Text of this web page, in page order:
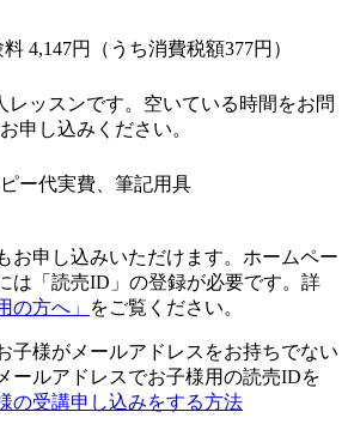
料 4,147円（うち消費税額377円）
レッスンです。空いている時間をお問
申し込みください。
ー代実費、筆記用具
お申し込みいただけます。ホームペー
は「読売ID」の登録が必要です。詳
の方へ」 をご覧ください。
子様がメールアドレスをお持ちでない
ールアドレスでお子様用の読売IDを
の受講申し込みをする方法